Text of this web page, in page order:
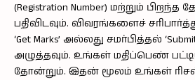
(Registration Number) மற்றும் பிறந்த
பதிவிடவும். விவரங்களைச்
‘Get Marks’ அல்லது சமர்பித்தல்
அழுத்தவும். உங்கள் மதிப்பெண்
தோன்றும். இதன் மூலம் உங்கள்